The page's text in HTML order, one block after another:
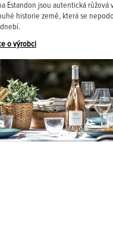
Estandon jsou autentická růžová
historie země, která se
o výrobci